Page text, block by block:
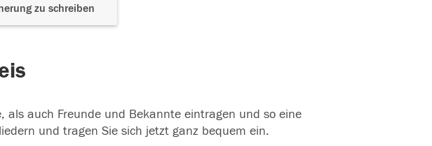
zu schreiben
auch Freunde und Bekannte eintragen und so eine
und tragen Sie sich jetzt ganz bequem ein.